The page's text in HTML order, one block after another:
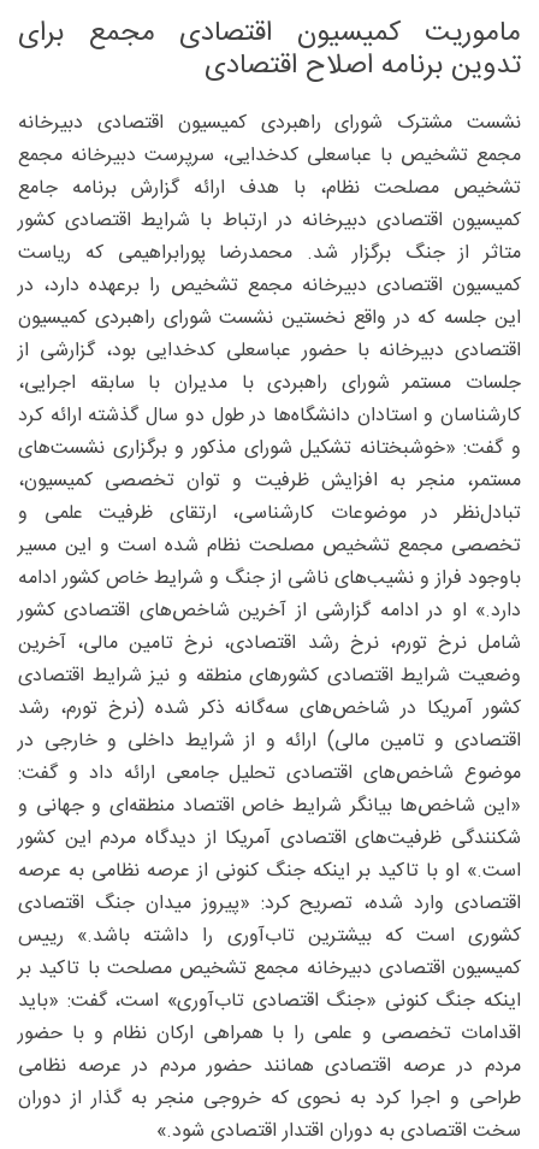
ماموریت کمیسیون اقتصادی مجمع برای
تدوین برنامه اصلاح اقتصادی
نشست مشترک شورای راهبردی کمیسیون اقتصادی دبیرخانه
مجمع تشخیص با عباسعلی کدخدایی، سرپرست دبیرخانه مجمع
تشخیص مصلحت نظام، با هدف ارائه گزارش برنامه جامع
کمیسیون اقتصادی دبیرخانه در ارتباط با شرایط اقتصادی کشور
متاثر از جنگ برگزار شد. محمدرضا پورابراهیمی که ریاست
کمیسیون اقتصادی دبیرخانه مجمع تشخیص را برعهده دارد، در
این جلسه که در واقع نخستین نشست شورای راهبردی کمیسیون
اقتصادی دبیرخانه با حضور عباسعلی کدخدایی بود، گزارشی از
جلسات مستمر شورای راهبردی با مدیران با سابقه اجرایی،
کارشناسان و استادان دانشگاه‌ها در طول دو سال گذشته ارائه کرد
و گفت: «خوشبختانه تشکیل شورای مذکور و برگزاری نشست‌های
مستمر، منجر به افزایش ظرفیت و توان تخصصی کمیسیون،
تبادل‌نظر در موضوعات کارشناسی، ارتقای ظرفیت علمی و
تخصصی مجمع تشخیص مصلحت نظام شده است و این مسیر
باوجود فراز و نشیب‌های ناشی از جنگ و شرایط خاص کشور ادامه
دارد.» او در ادامه گزارشی از آخرین شاخص‌های اقتصادی کشور
شامل نرخ تورم، نرخ رشد اقتصادی، نرخ تامین مالی، آخرین
وضعیت شرایط اقتصادی کشور‌های منطقه و نیز شرایط اقتصادی
کشور آمریکا در شاخص‌های سه‌گانه ذکر شده (نرخ تورم، رشد
اقتصادی و تامین مالی) ارائه و از شرایط داخلی و خارجی در
موضوع شاخص‌های اقتصادی تحلیل جامعی ارائه داد و گفت:
«این شاخص‌ها بیانگر شرایط خاص اقتصاد منطقه‌ای و جهانی و
شکنندگی ظرفیت‌های اقتصادی آمریکا از دیدگاه مردم این کشور
است.» او با تاکید بر اینکه جنگ کنونی از عرصه نظامی به عرصه
اقتصادی وارد شده، تصریح کرد: «پیروز میدان جنگ اقتصادی
کشوری است که بیشترین تاب‌آوری را داشته باشد.» رییس
کمیسیون اقتصادی دبیرخانه مجمع تشخیص مصلحت با تاکید بر
اینکه جنگ کنونی «جنگ اقتصادی تاب‌آوری» است، گفت: «باید
اقدامات تخصصی و علمی را با همراهی ارکان نظام و با حضور
مردم در عرصه اقتصادی همانند حضور مردم در عرصه نظامی
طراحی و اجرا کرد به نحوی که خروجی منجر به گذار از دوران
سخت اقتصادی به دوران اقتدار اقتصادی شود.»